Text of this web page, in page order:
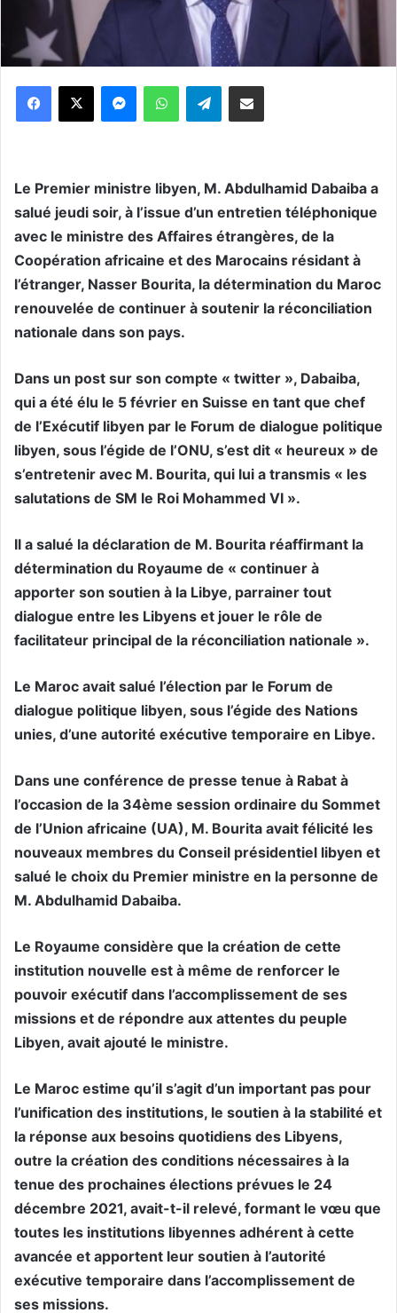
WhatsApp Telegram
Le Premier ministre libyen, M. Abdulhamid Dabaiba a
salué jeudi soir, à l’issue d’un entretien téléphonique
avec le ministre des Affaires étrangères, de la
Coopération africaine et des Marocains résidant à
l’étranger, Nasser Bourita, la détermination du Maroc
renouvelée de continuer à soutenir la réconciliation
nationale dans son pays.
Dans un post sur son compte « twitter », Dabaiba,
qui a été élu le 5 février en Suisse en tant que chef
de l’Exécutif libyen par le Forum de dialogue politique
libyen, sous l’égide de l’ONU, s’est dit « heureux » de
s’entretenir avec M. Bourita, qui lui a transmis « les
salutations de SM le Roi Mohammed VI ».
Il a salué la déclaration de M. Bourita réaffirmant la
détermination du Royaume de « continuer à
apporter son soutien à la Libye, parrainer tout
dialogue entre les Libyens et jouer le rôle de
facilitateur principal de la réconciliation nationale ».
Le Maroc avait salué l’élection par le Forum de
dialogue politique libyen, sous l’égide des Nations
unies, d’une autorité exécutive temporaire en Libye.
Dans une conférence de presse tenue à Rabat à
l’occasion de la 34ème session ordinaire du Sommet
de l’Union africaine (UA), M. Bourita avait félicité les
nouveaux membres du Conseil présidentiel libyen et
salué le choix du Premier ministre en la personne de
M. Abdulhamid Dabaiba.
Le Royaume considère que la création de cette
institution nouvelle est à même de renforcer le
pouvoir exécutif dans l’accomplissement de ses
missions et de répondre aux attentes du peuple
Libyen, avait ajouté le ministre.
Le Maroc estime qu’il s’agit d’un important pas pour
l’unification des institutions, le soutien à la stabilité et
la réponse aux besoins quotidiens des Libyens,
outre la création des conditions nécessaires à la
tenue des prochaines élections prévues le 24
décembre 2021, avait-t-il relevé, formant le vœu que
toutes les institutions libyennes adhérent à cette
avancée et apportent leur soutien à l’autorité
exécutive temporaire dans l’accomplissement de
ses missions.